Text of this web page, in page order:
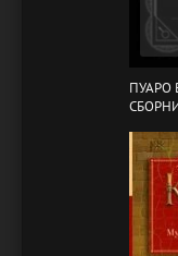
ПУАРО